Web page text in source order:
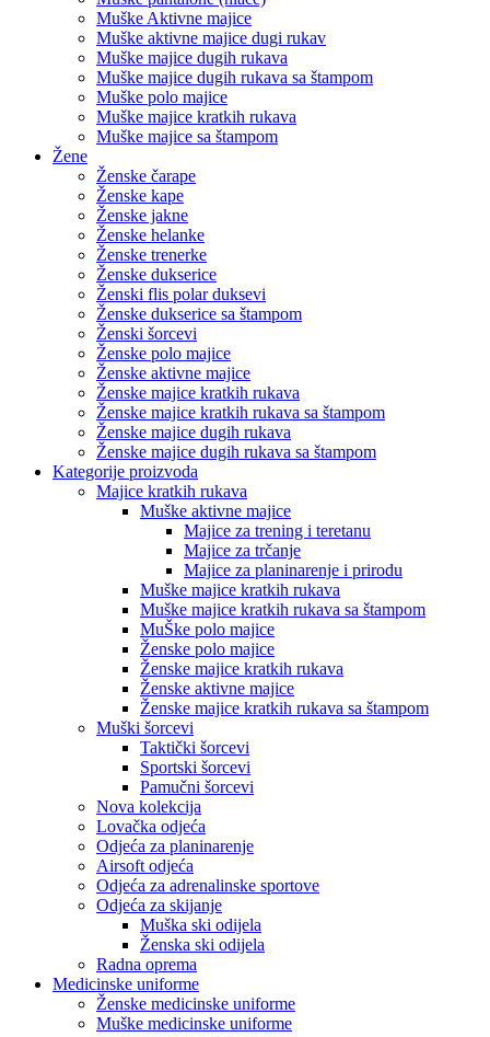
Muške Aktivne majice
Muške aktivne majice dugi rukav
Muške majice dugih rukava
Muške majice dugih rukava sa štampom
Muške polo majice
Muške majice kratkih rukava
Muške majice sa štampom
Žene
Ženske čarape
Ženske kape
Ženske jakne
Ženske helanke
Ženske trenerke
Ženske dukserice
Ženski flis polar duksevi
Ženske dukserice sa štampom
Ženski šorcevi
Ženske polo majice
Ženske aktivne majice
Ženske majice kratkih rukava
Ženske majice kratkih rukava sa štampom
Ženske majice dugih rukava
Ženske majice dugih rukava sa štampom
Kategorije proizvoda
Majice kratkih rukava
Muške aktivne majice
Majice za trening i teretanu
Majice za trčanje
Majice za planinarenje i prirodu
Muške majice kratkih rukava
Muške majice kratkih rukava sa štampom
MuŠke polo majice
Ženske polo majice
Ženske majice kratkih rukava
Ženske aktivne majice
Ženske majice kratkih rukava sa štampom
Muški šorcevi
Taktički šorcevi
Sportski šorcevi
Pamučni šorcevi
Nova kolekcija
Lovačka odjeća
Odjeća za planinarenje
Airsoft odjeća
Odjeća za adrenalinske sportove
Odjeća za skijanje
Muška ski odijela
Ženska ski odijela
Radna oprema
Medicinske uniforme
Ženske medicinske uniforme
Muške medicinske uniforme